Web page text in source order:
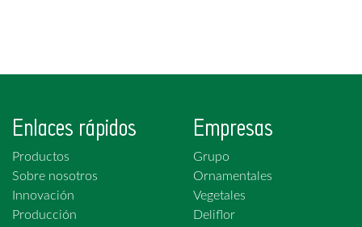
Enlaces rápidos
Productos
Sobre nosotros
Innovación
Producción
Empresas
Grupo
Ornamentales
Vegetales
Deliflor